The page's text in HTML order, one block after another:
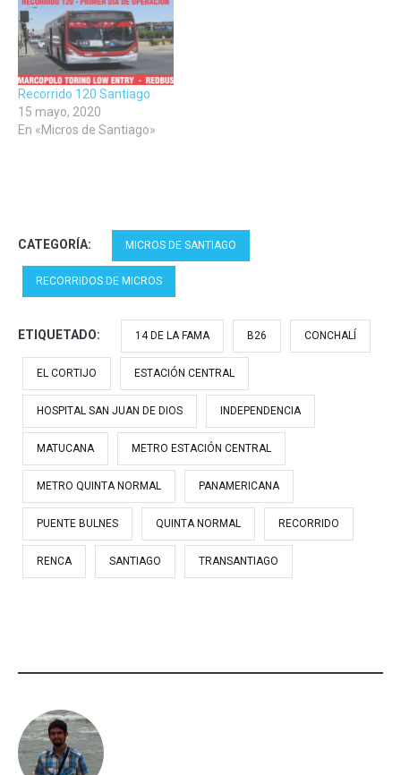
Recorrido 120 Santiago
15 mayo, 2020
En «Micros de Santiago»
CATEGORÍA: MICROS DE SANTIAGO
RECORRIDOS DE MICROS
ETIQUETADO: 14 DE LA FAMA B26 CONCHALÍ
EL CORTIJO ESTACIÓN CENTRAL
HOSPITAL SAN JUAN DE DIOS INDEPENDENCIA
MATUCANA METRO ESTACIÓN CENTRAL
METRO QUINTA NORMAL PANAMERICANA
PUENTE BULNES QUINTA NORMAL RECORRIDO
RENCA SANTIAGO TRANSANTIAGO